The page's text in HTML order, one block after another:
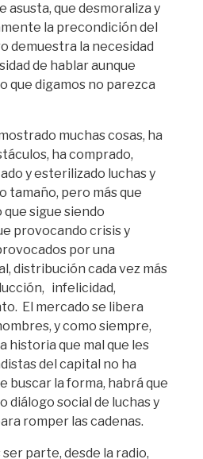
asusta, que desmoraliza y
la precondición del
demuestra la necesidad
de hablar aunque
que digamos no parezca
muchas cosas, ha
ha comprado,
y esterilizado luchas y
tamaño, pero más que
sigue siendo
provocando crisis y
por una
distribución cada vez más
infelicidad,
El mercado se libera
y como siempre,
historia que mal que les
del capital no ha
buscar la forma, habrá que
diálogo social de luchas y
romper las cadenas.
parte, desde la radio,